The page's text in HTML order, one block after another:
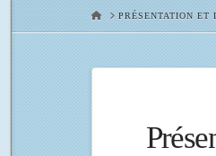
HOMEPRÉSENTATION